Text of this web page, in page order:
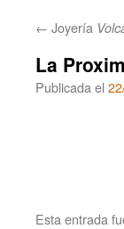
contenido
← Joyería
La
Publicada el
Esta entrada